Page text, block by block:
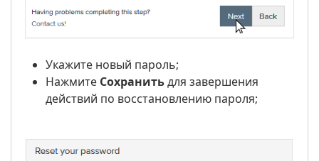
Укажите новый пароль;
Нажмите Сохранитьдля завершения
действий по восстановлению пароля;